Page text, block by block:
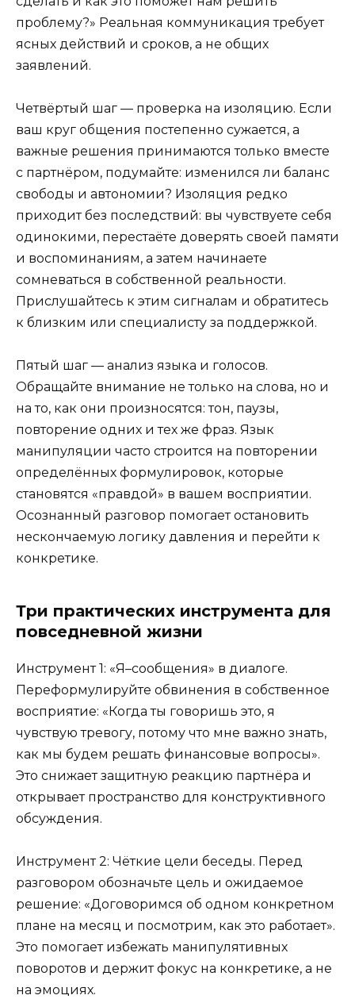
проблему?» Реальная коммуникация требует
ясных действий и сроков, а не общих
заявлений.
Четвёртый шаг — проверка на изоляцию. Если
ваш круг общения постепенно сужается, а
важные решения принимаются только вместе
с партнёром, подумайте: изменился ли баланс
свободы и автономии? Изоляция редко
приходит без последствий: вы чувствуете себя
одинокими, перестаёте доверять своей памяти
и воспоминаниям, а затем начинаете
сомневаться в собственной реальности.
Прислушайтесь к этим сигналам и обратитесь
к близким или специалисту за поддержкой.
Пятый шаг — анализ языка и голосов.
Обращайте внимание не только на слова, но и
на то, как они произносятся: тон, паузы,
повторение одних и тех же фраз. Язык
манипуляции часто строится на повторении
определённых формулировок, которые
становятся «правдой» в вашем восприятии.
Осознанный разговор помогает остановить
нескончаемую логику давления и перейти к
конкретике.
Три практических инструмента для
повседневной жизни
Инструмент 1: «Я–сообщения» в диалоге.
Переформулируйте обвинения в собственное
восприятие: «Когда ты говоришь это, я
чувствую тревогу, потому что мне важно знать,
как мы будем решать финансовые вопросы».
Это снижает защитную реакцию партнёра и
открывает пространство для конструктивного
обсуждения.
Инструмент 2: Чёткие цели беседы. Перед
разговором обозначьте цель и ожидаемое
решение: «Договоримся об одном конкретном
плане на месяц и посмотрим, как это работает».
Это помогает избежать манипулятивных
поворотов и держит фокус на конкретике, а не
на эмоциях.